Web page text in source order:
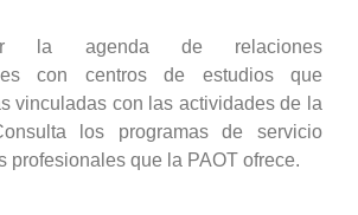
la agenda de relaciones
con centros de estudios que
vinculadas con las actividades de la
los programas de servicio
profesionales que la PAOT ofrece.